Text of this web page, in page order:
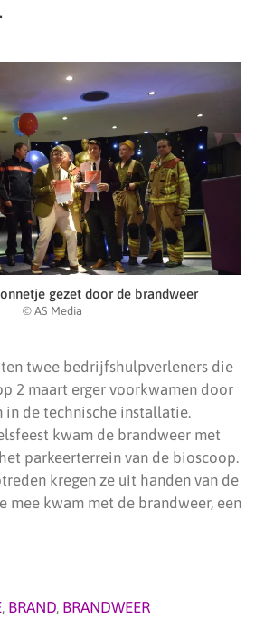
gezet door de brandweer
© AS Media
twee bedrijfshulpverleners die
2 maart erger voorkwamen door
in de technische installatie.
kwam de brandweer met
parkeerterrein van de bioscoop.
kregen ze uit handen van de
mee kwam met de brandweer, een
, BRAND, BRANDWEER